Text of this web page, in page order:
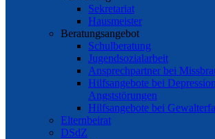
Sekretariat
Hausmeister
Beratungsangebot
Schulberatung
Jugendsozialarbeit
Ansprechpartner bei
Hilfsangebote bei
Angststörungen
Hilfsangebote bei
Elternbeirat
DSdZ